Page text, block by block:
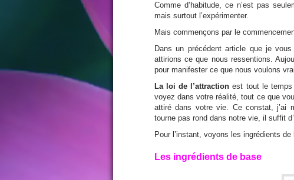
Comme d’habitude, ce n’est pas
mais surtout l’expérimenter.
Mais commençons par le
Dans un précédent article que je
attirions ce que nous ressentions.
pour manifester ce que nous voulons
La loi de l’attraction est tout le temps
voyez dans votre réalité, tout ce que
attiré dans votre vie. Ce constat, j’ai
tourne pas rond dans notre vie, il suffit
Pour l’instant, voyons les ingrédients
Les ingrédients de base